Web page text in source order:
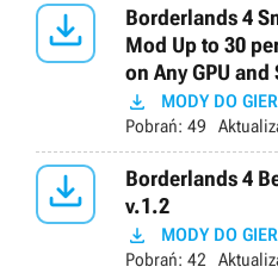

Borderlands 4
Mod Up to 30
on Any GPU and
 MODY DO GIER
Pobrań: 49

Borderlands 4
v.1.2
 MODY DO GIER
Pobrań: 42